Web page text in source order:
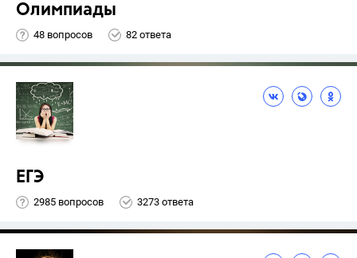
Олимпиады
48 вопросов 82 ответа
ЕГЭ
2985 вопросов 3273 ответа